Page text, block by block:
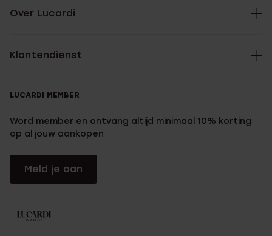
Over Lucardi
Klantendienst
LUCARDI MEMBER
Word member en ontvang altijd minimaal 10% korting
op al jouw aankopen
Meld je aan